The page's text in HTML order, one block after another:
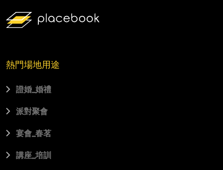
熱門場地用途
證婚_婚禮
派對聚會
宴會_春茗
講座_培訓